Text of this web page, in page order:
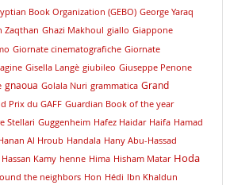
Book Organization (GEBO) George Yaraq
Zaqthan Ghazi Makhoul giallo Giappone
Giornate cinematografiche Giornate
Gisella Langè giubileo Giuseppe Penone
gnaoua Golala Nuri grammatica Grand
Prix du GAFF Guardian Book of the year
Stellari Guggenheim Hafez Haidar Haifa Hamad
Al Hroub Handala Hany Abu-Hassad
Hassan Kamy henne Hima Hisham Matar Hoda
the neighbors Hon Hédi Ibn Khaldun